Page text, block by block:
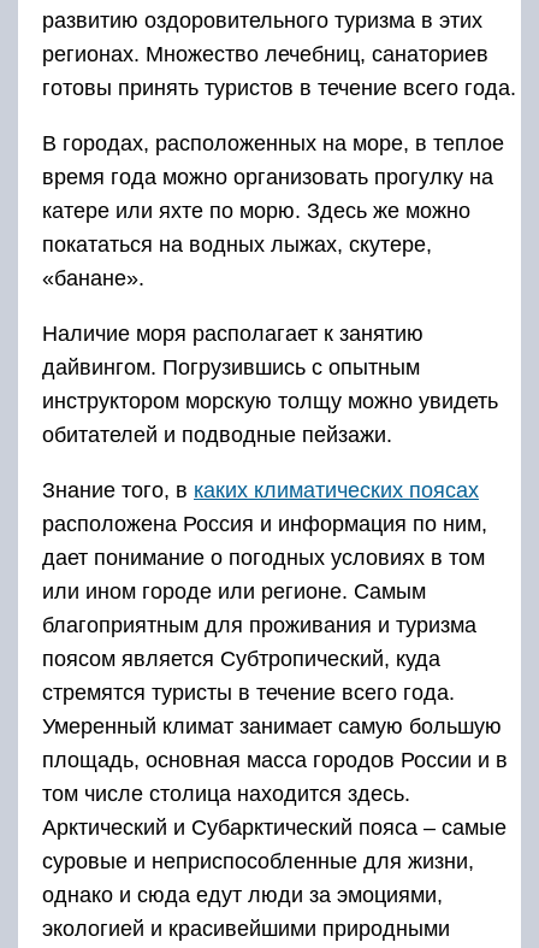
развитию оздоровительного туризма в этих
регионах. Множество лечебниц, санаториев
готовы принять туристов в течение всего года.
В городах, расположенных на море, в теплое
время года можно организовать прогулку на
катере или яхте по морю. Здесь же можно
покататься на водных лыжах, скутере,
«банане».
Наличие моря располагает к занятию
дайвингом. Погрузившись с опытным
инструктором морскую толщу можно увидеть
обитателей и подводные пейзажи.
Знание того, в каких климатических поясах
расположена Россия и информация по ним,
дает понимание о погодных условиях в том
или ином городе или регионе. Самым
благоприятным для проживания и туризма
поясом является Субтропический, куда
стремятся туристы в течение всего года.
Умеренный климат занимает самую большую
площадь, основная масса городов России и в
том числе столица находится здесь.
Арктический и Субарктический пояса – самые
суровые и неприспособленные для жизни,
однако и сюда едут люди за эмоциями,
экологией и красивейшими природными